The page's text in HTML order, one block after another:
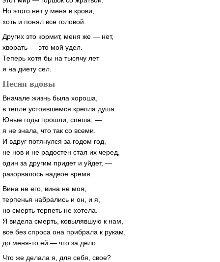
Но этого нет у меня в крови,
хоть и понял все головой.
Других это кормит, меня же — нет,
хворать — это мой удел.
Теперь хотя бы на тысячу лет
я на диету сел.
Песня вдовы
Вначале жизнь была хороша,
в тепле устоявшемся крепла душа.
Юные годы прошли, спеша, —
я не знала, что так со всеми.
И вдруг потянулся за годом год,
не нов и не радостен стал их черед,
один за другим придет и уйдет, —
разорвалось надвое время.
Вина не его, вина не моя,
терпенья набрались и он, и я,
но смерть терпеть не хотела.
Я видела смерть, ковылявшую к нам,
все без спроса она прибрала к рукам,
до меня-то ей — что за дело.
Что же делала я, для себя, свое?